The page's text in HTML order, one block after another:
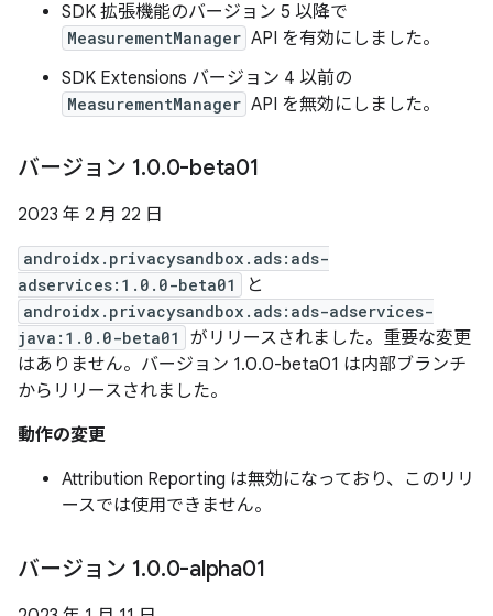
SDK 拡張機能のバージョン 5 以降で
MeasurementManager API を有効にしました。
SDK Extensions バージョン 4 以前の
MeasurementManager API を無効にしました。
バージョン 1.0.0-beta01
2023 年 2 月 22 日
androidx.privacysandbox.ads:ads-
adservices:1.0.0-beta01
と
androidx.privacysandbox.ads:ads-adservices-
java:1.0.0-beta01
がリリースされました。重要な変更
はありません。バージョン 1.0.0-beta01 は内部ブランチ
からリリースされました。
動作の変更
Attribution Reporting は無効になっており、このリリ
ースでは使用できません。
バージョン 1.0.0-alpha01